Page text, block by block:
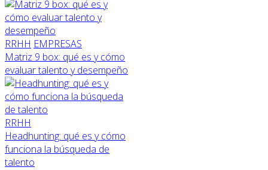
RRHH EMPRESAS
Matriz 9 box: qué es y cómo
evaluar talento y desempeño
RRHH
Headhunting: qué es y cómo
funciona la búsqueda de
talento